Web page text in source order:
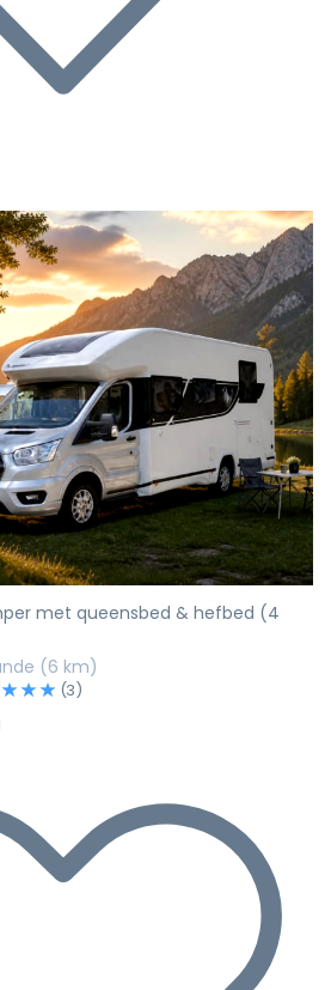
met queensbed & hefbed (4
(6 km)
(3)